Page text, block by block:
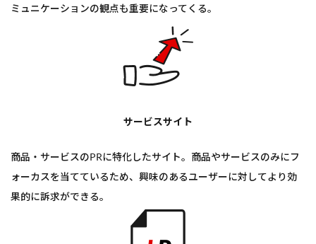
ミュニケーションの観点も重要になってくる。
サービスサイト
商品・サービスのPRに特化したサイト。商品やサービスのみにフ
ォーカスを当てているため、興味のあるユーザーに対してより効
果的に訴求ができる。